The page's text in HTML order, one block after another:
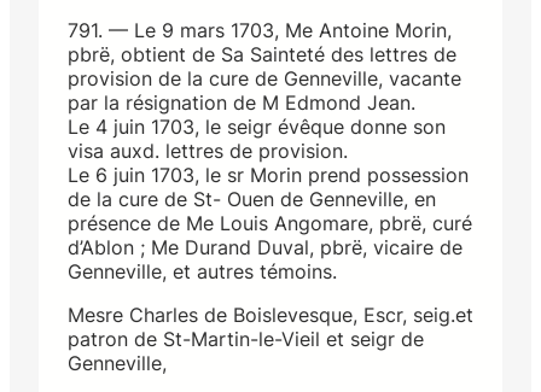
791. — Le 9 mars 1703, Me Antoine Morin,
pbrë, obtient de Sa Sainteté des lettres de
provision de la cure de Genneville, vacante
par la résignation de M Edmond Jean.
Le 4 juin 1703, le seigr évêque donne son
visa auxd. lettres de provision.
Le 6 juin 1703, le sr Morin prend possession
de la cure de St- Ouen de Genneville, en
présence de Me Louis Angomare, pbrë, curé
d’Ablon ; Me Durand Duval, pbrë, vicaire de
Genneville, et autres témoins.
Mesre Charles de Boislevesque, Escr, seig.et
patron de St-Martin-le-Vieil et seigr de
Genneville,